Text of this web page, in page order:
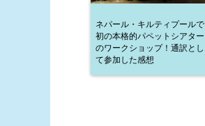
ネパール・キルティプールで
初の本格的パペットシアター
のワークショップ！通訳とし
て参加した感想